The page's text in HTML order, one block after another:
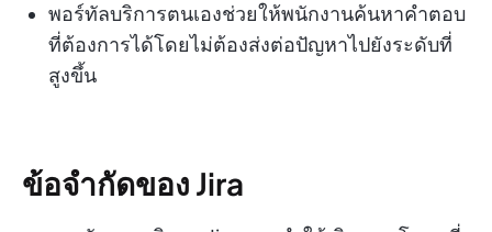
พอร์ทัลบริการตนเองช่วยให้พนักงานค้นหาคำตอบ
ที่ต้องการได้โดยไม่ต้องส่งต่อปัญหาไปยังระดับที่
สูงขึ้น
ข้อจำกัดของ Jira